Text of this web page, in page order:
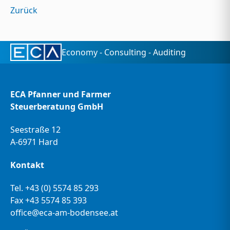
Zurück
Economy - Consulting - Auditing
ECA Pfanner und Farmer
Steuerberatung GmbH
Seestraße 12
A-6971 Hard
Kontakt
Tel. +43 (0) 5574 85 293
Fax +43 5574 85 393
office@eca-am-bodensee.at